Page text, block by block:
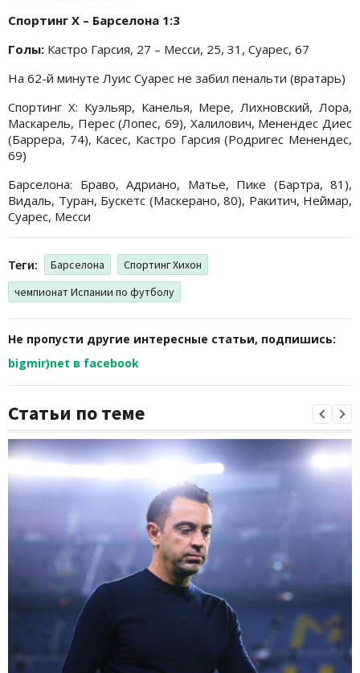
Спортинг Х – Барселона 1:3
Голы: Кастро Гарсия, 27 – Месси, 25, 31, Суарес, 67
На 62-й минуте Луис Суарес не забил пенальти (вратарь)
Спортинг Х: Куэльяр, Канелья, Мере, Лихновский, Лора,
Маскарель, Перес (Лопес, 69), Халилович, Менендес Диес
(Баррера, 74), Касес, Кастро Гарсия (Родригес Менендес,
69)
Барселона: Браво, Адриано, Матье, Пике (Бартра, 81),
Видаль, Туран, Бускетс (Маскерано, 80), Ракитич, Неймар,
Суарес, Месси
Теги: Барселона
Спортинг Хихон
чемпионат Испании по футболу
Не пропусти другие интересные статьи, подпишись:
bigmir)net в facebook
Статьи по теме